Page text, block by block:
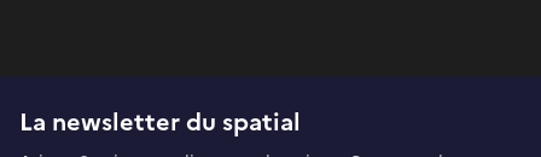
La newsletter du spatial